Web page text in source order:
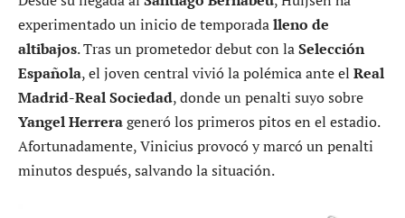
experimentado un inicio de temporadalleno de
altibajos. Tras un prometedor debut con laSelección
Española, el joven central vivió la polémica ante el Real
Madrid-Real Sociedad, donde un penalti suyo sobre
Yangel Herrerageneró los primeros pitos en el estadio.
Afortunadamente, Vinicius provocó y marcó un penalti
minutos después, salvando la situación.